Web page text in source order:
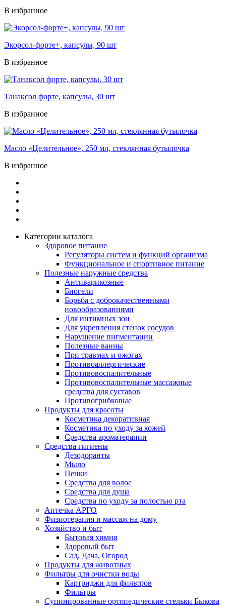
В избранное
Экорсол-форте+, капсулы, 90 шт
В избранное
Танаксол форте, капсулы, 30 шт
В избранное
Масло «Целительное», 250 мл, стеклянная бутылочка
В избранное
Категории каталога
Здоровое питание
Регуляторы систем и функций организма
Функциональное и спортивное питание
Полезные наружные средства
Антиварикозные
Биогели
Борьба с доброкачественными
новообразованиями
Для интимных зон
Для укрепления стенок сосудов
Нарушение пигментации
Полезные ванны
При травмах и ожогах
Противоаллергические
Противовоспалительные
Противовоспалительные массажные
средства для суставов
Противогрибковые
Продукты для красоты
Косметика декоративная
Косметика по уходу за кожей
Средства ароматерапии
Средства гигиены
Дезодоранты
Мыло
Пенки
Средства для волос
Средства для душа
Средства по уходу за полостью рта
Аптечка АРГО
Физиотерапия и массаж на дому
Хозяйство и быт
Бытовая химия
Здоровый быт
Сад, Дача, Огород
Продукты для животных
Фильтры для очистки воды
Картриджи для фильтров
Фильтры
Супинированные ортопедические стельки Быкова